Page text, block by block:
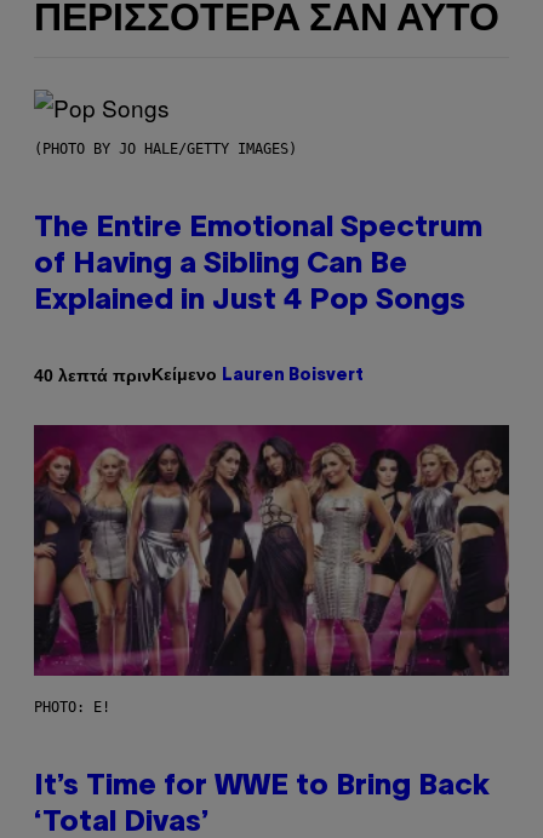
ΠΕΡΙΣΣΌΤΕΡΑ ΣΑΝ ΑΥΤΌ
(PHOTO BY JO HALE/GETTY IMAGES)
The Entire Emotional Spectrum
of Having a Sibling Can Be
Explained in Just 4 Pop Songs
40 λεπτά πρινΚείμενο Lauren Boisvert
PHOTO: E!
It’s Time for WWE to Bring Back
‘Total Divas’